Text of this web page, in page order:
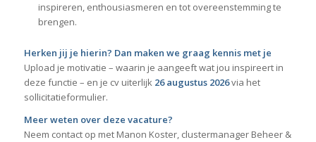
inspireren, enthousiasmeren en tot overeenstemming te
brengen.
Herken jij je hierin? Dan maken we graag kennis met je
Upload je motivatie – waarin je aangeeft wat jou inspireert in
deze functie – en je cv uiterlijk 26augustus 2026via het
sollicitatieformulier.
Meer weten over deze vacature?
Neem contact op met Manon Koster, clustermanager Beheer &